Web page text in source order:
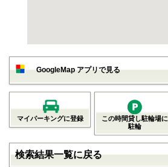
GoogleMap アプリで見る
マイパーキングに登録
この時間貸し駐輪場に
駐輪
検索結果一覧に戻る